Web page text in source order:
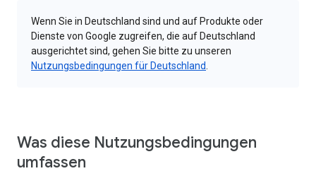
Wenn Sie in Deutschland sind und auf Produkte oder
Dienste von Google zugreifen, die auf Deutschland
ausgerichtet sind, gehen Sie bitte zu unseren
Nutzungsbedingungen für Deutschland
Was diese Nutzungsbedingungen
umfassen